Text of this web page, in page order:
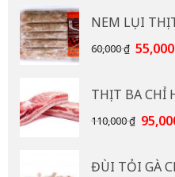
NEM LỤI
60,000₫ Giá
60,000
55,000
THỊT BA CHỈ
110,000₫ Giá
ĐÙI TỎI GÀ